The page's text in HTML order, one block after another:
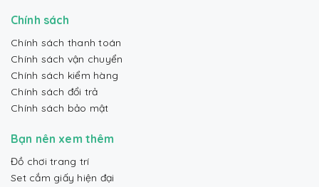
Chính sách
Chính sách thanh toán
Chính sách vận chuyển
Chính sách kiểm hàng
Chính sách đổi trả
Chính sách bảo mật
Bạn nên xem thêm
Đồ chơi trang trí
Set cắm giấy hiện đại